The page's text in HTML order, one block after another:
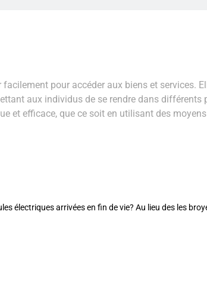
pour accéder aux biens et services.
aux individus de se rendre dans différents
et efficace, que ce soit en utilisant des
électriques arrivées en fin de vie? Au lieu des les